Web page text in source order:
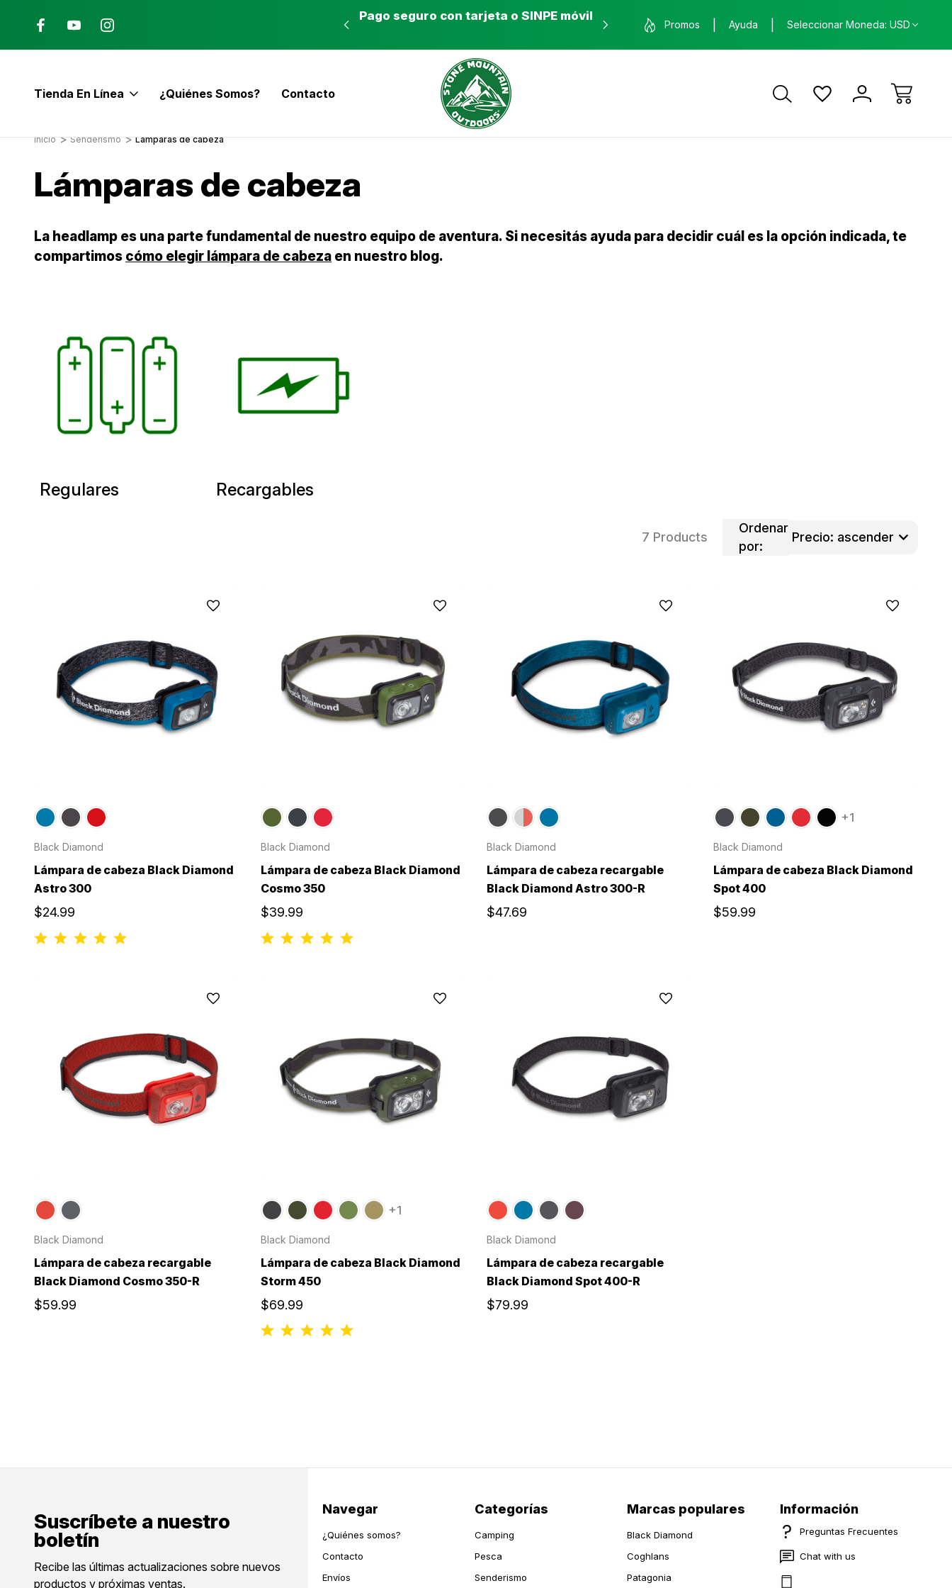
Costa Rica
ENVÍO GRATIS con pedidos mayores a
Pago seguro con tarjeta o SINPE móvil Tienda física en Santa Ana, Costa Rica
Promos Ayuda Seleccionar Moneda: USD
Tienda En Línea ¿Quiénes Somos? Contacto
Envíos a todo el país con Correos de Costa Rica
Inicio Senderismo Lámparas de cabeza
Lámparas de cabeza
La headlamp es una parte fundamental de nuestro equipo de aventura. Si necesitás ayuda para decidir cuál es la opción indicada, te
compartimos cómo elegir lámpara de cabeza en nuestro blog.
Regulares Recargables
7 Products
Ordenar
por:
Black Diamond
Lámpara de cabeza Black Diamond
Astro 300
$24.99
Black Diamond
Lámpara de cabeza Black Diamond
Cosmo 350
$39.99
Black Diamond
Lámpara de cabeza recargable
Black Diamond Astro 300-R
$47.69
+1
Black Diamond
Lámpara de cabeza Black Diamond
Spot 400
$59.99
Black Diamond
Lámpara de cabeza recargable
Black Diamond Cosmo 350-R
$59.99
+1
Black Diamond
Lámpara de cabeza Black Diamond
Storm 450
$69.99
Black Diamond
Lámpara de cabeza recargable
Black Diamond Spot 400-R
$79.99
Suscríbete a nuestro
boletín
Recibe las últimas actualizaciones sobre nuevos
productos y próximas ventas.
Navegar
¿Quiénes somos?
Contacto
Envíos
Categorías
Camping
Pesca
Senderismo
Marcas populares
Black Diamond
Coghlans
Patagonia
Información
Preguntas Frecuentes
Chat with us